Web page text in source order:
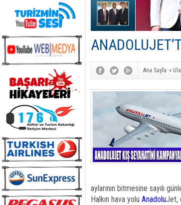
Ana Sayfa »
aylarının bitmesine sayılı
Halkın hava yolu AnadoluJet,